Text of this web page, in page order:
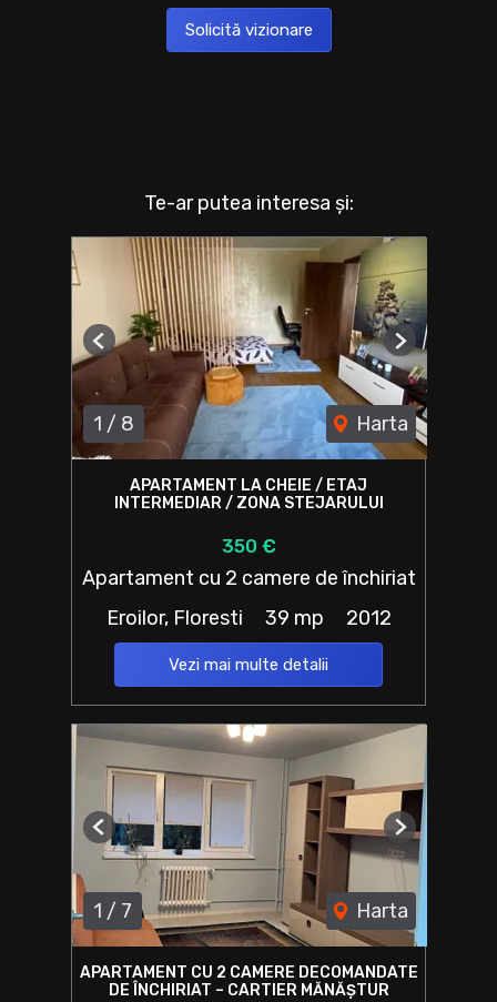
Solicită vizionare
Te-ar putea interesa și:
1 / 8 Harta
Previous Next
APARTAMENT LA CHEIE / ETAJ
INTERMEDIAR / ZONA STEJARULUI
350 €
Apartament cu 2 camere de închiriat
Eroilor, Floresti
39 mp 2012
Vezi mai multe detalii
1 / 7 Harta
Previous Next
APARTAMENT CU 2 CAMERE DECOMANDATE
DE ÎNCHIRIAT – CARTIER MĂNĂȘTUR